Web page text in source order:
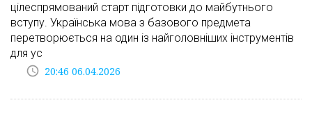
цілеспрямований старт підготовки до майбутнього
вступу. Українська мова з базового предмета
перетворюється на один із найголовніших інструментів
для ус
access_time 20:46 06.04.2026